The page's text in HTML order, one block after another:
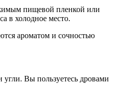
пищевой пленкой или
в холодное место.
ароматом и сочностью
Вы пользуетесь дровами